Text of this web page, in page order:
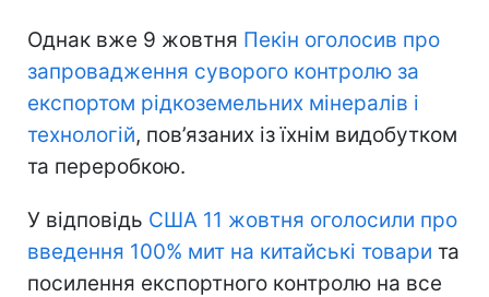
Однак вже 9 жовтня Пекін оголосив про
запровадження суворого контролю за
експортом рідкоземельних мінералів і
технологій, пов’язаних із їхнім видобутком
та переробкою.
У відповідь США 11 жовтня оголосили про
введення 100% мит на китайські товари та
посилення експортного контролю на все